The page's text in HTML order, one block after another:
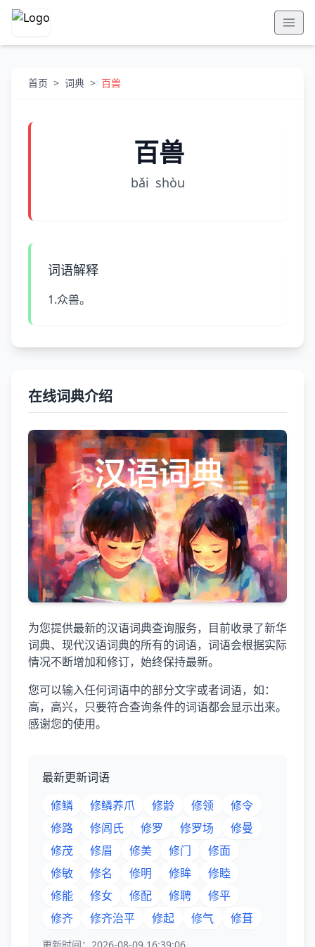
首页 > 词典 > 百兽
百兽
bǎi shòu
词语解释
1.众兽。
在线词典介绍
为您提供最新的汉语词典查询服务，目前收录了新华
词典、现代汉语词典的所有的词语，词语会根据实际
情况不断增加和修订，始终保持最新。
您可以输入任何词语中的部分文字或者词语，如：
高，高兴，只要符合查询条件的词语都会显示出来。
感谢您的使用。
最新更新词语
修鳞
修鳞养爪 修龄 修领
修令
修路
修闾氏 修罗 修罗场
修曼
修茂
修眉 修美 修门
修面
修敏
修名 修明 修眸
修睦
修能
修女 修配 修聘
修平
修齐
修齐治平 修起 修气 修葺
更新时间：2026-08-09 16:39:06